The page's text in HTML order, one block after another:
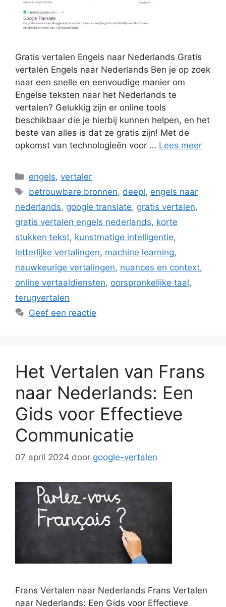
Gratis vertalen Engels naar Nederlands Gratis
vertalen Engels naar Nederlands Ben je op zoek
naar een snelle en eenvoudige manier om
Engelse teksten naar het Nederlands te
vertalen? Gelukkig zijn er online tools
beschikbaar die je hierbij kunnen helpen, en het
beste van alles is dat ze gratis zijn! Met de
opkomst van technologieën voor … Lees meer
Categorieën
engels,vertaler
Tags
betrouwbare bronnen, deepl, engels naar
nederlands, google translate, gratis vertalen,
gratis vertalen engels nederlands, korte
stukken tekst, kunstmatige intelligentie,
letterlijke vertalingen, machine learning,
nauwkeurige vertalingen, nuances en context,
online vertaaldiensten, oorspronkelijke taal,
terugvertalen
Geef een reactie
Het Vertalen van Frans
naar Nederlands: Een
Gids voor Effectieve
Communicatie
07 april 2024 door google-vertalen
Frans Vertalen naar Nederlands Frans Vertalen
naar Nederlands: Een Gids voor Effectieve